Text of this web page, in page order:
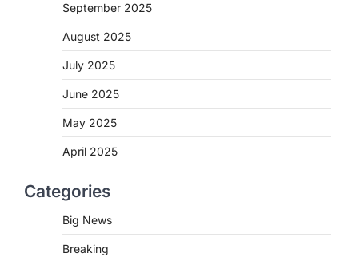
September 2025
August 2025
July 2025
June 2025
May 2025
April 2025
Categories
Big News
Breaking
More Khabar
रायपुर। मुख्यमंत्री विष्णुदेव साय के नेतृत्व में स्वच्छ
ऊर्जा, हरित विकास और किसानों की आय…
CG : पांच माह की अनुष्का को मिला नया